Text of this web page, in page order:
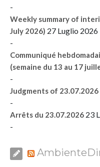
-
Weekly summary of
July 2026) 27 Luglio 2026
-
Communiqué
(semaine du 13 au 17
-
Judgments of 23.07.2026
-
Arrêts du 23.07.2026 23
-